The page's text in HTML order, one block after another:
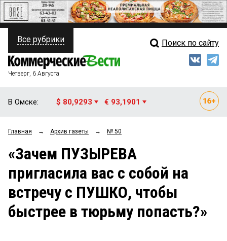
ПОЛИТИКА
ФИНАНСЫ
ОБЩЕСТВО
ЗАКОН
НОВОСТИ КОМПАНИЙ
Свежий выпуск
Рейтинги
Блоги
Архив
Все рубрики Поиск по сайту
Четверг, 6 Августа
В Омске: $ 80,9293 € 93,1901
Главная → Архив газеты → № 50
«Зачем ПУЗЫРЕВА
пригласила вас с собой на
встречу с ПУШКО, чтобы
быстрее в тюрьму попасть?»